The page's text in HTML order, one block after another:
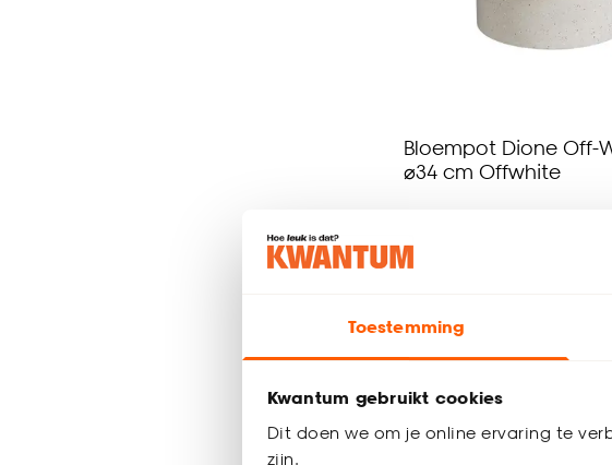
Toestemming
Kwantum gebruikt cookies
Dit doen we om je online ervaring te
zijn.
Bloempot Dione Off-
⌀34 cm Offwhite
59.
Binnen 2-3 werkdagen bezorgd